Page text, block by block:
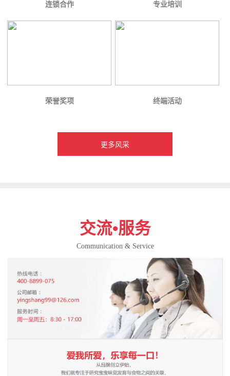
连锁合作 专业培训
荣誉奖项 终端活动
更多风采
交流•服务
Communication & Service